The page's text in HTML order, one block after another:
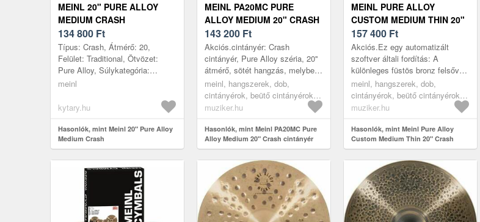
MEINL 20" PURE ALLOY
MEDIUM CRASH
134 800 Ft
Típus: Crash, Átmérő: 20,
Felület: Traditional, Ötvözet:
Pure Alloy, Súlykategória:
Medium, Gyártás helye:
meinl
kytary.hu
Hasonlók, mint Meinl 20" Pure Alloy
Medium Crash
MEINL PA20MC PURE
ALLOY MEDIUM 20" CRASH
CINTÁNYÉR
143 200 Ft
Akciós.cintányér: Crash
cintányér, Pure Alloy széria, 20''
átmérő, sötét hangzás, melyben
a magas és közép frekvenciák
dominálnak, közepes
hangkitartás, R...
meinl, hangszerek, dob,
cintányérok, beütő cintányérok -
crash
muziker.hu
Hasonlók, mint Meinl PA20MC Pure
Alloy Medium 20" Crash cintányér
MEINL PURE ALLOY
CUSTOM MEDIUM THIN 20"
CRASH CINTÁNYÉR
157 400 Ft
Akciós.Ez egy automatizált
szoftver általi fordítás: A
különleges füstös bronz felsővel
és gyémánttalppal a Pure Alloy
Custom ütközőcintányérok
valamivel ...
meinl, hangszerek, dob,
cintányérok, beütő cintányérok -
crash
muziker.hu
Hasonlók, mint Meinl Pure Alloy
Custom Medium Thin 20" Crash
cintányér